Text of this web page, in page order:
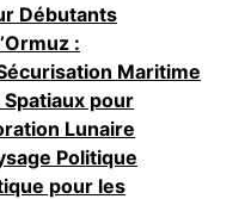
Débutants
:
Maritime
pour
Lunaire
Politique
pour les